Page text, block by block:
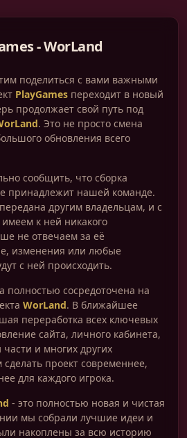
- WorLand
поделиться с вами важными
PlayGames переходит в новый
продолжает свой путь под
. Это не просто смена
обновления всего
сообщить, что сборка
принадлежит нашей команде.
другим владельцам, и с
к ней никакого
не отвечаем за её
изменения или любые
с ней происходить.
полностью сосредоточена на
WorLand. В ближайшее
переработка всех ключевых
сайта, личного кабинета,
и многих других
проект современнее,
для каждого игрока.
- это полностью новая и чистая
мы собрали лучшие идеи и
накоплены за всю историю